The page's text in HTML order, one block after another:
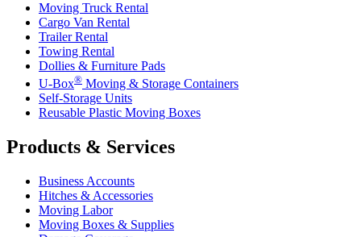
Moving Truck Rental
Cargo Van Rental
Trailer Rental
Towing Rental
Dollies & Furniture Pads
U-Box® Moving & Storage Containers
Self-Storage Units
Reusable Plastic Moving Boxes
Products & Services
Business Accounts
Hitches & Accessories
Moving Labor
Moving Boxes & Supplies